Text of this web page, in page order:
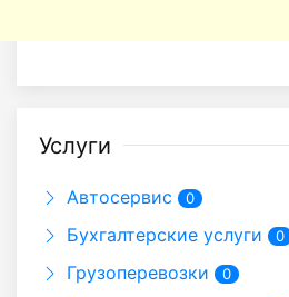
Услуги
Автосервис 0
Бухгалтерские услуги 0
Грузоперевозки 0